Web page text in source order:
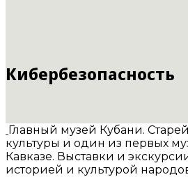
Кибербезопасность
Главный музей Кубани.
культуры и один из первых
Кавказе. Выставки и
историей и культурой